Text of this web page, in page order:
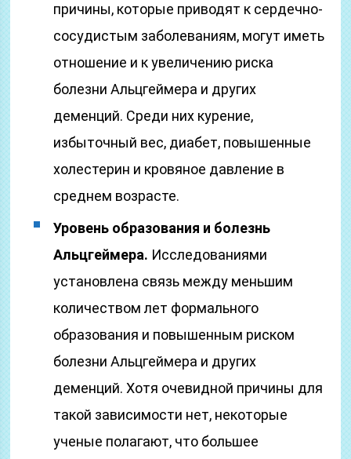
причины, которые приводят к сердечно-
сосудистым заболеваниям, могут иметь
отношение и к увеличению риска
болезни Альцгеймера и других
деменций. Среди них курение,
избыточный вес, диабет, повышенные
холестерин и кровяное давление в
среднем возрасте.
Уровень образования и болезнь
Альцгеймера. Исследованиями
установлена связь между меньшим
количеством лет формального
образования и повышенным риском
болезни Альцгеймера и других
деменций. Хотя очевидной причины для
такой зависимости нет, некоторые
ученые полагают, что большее